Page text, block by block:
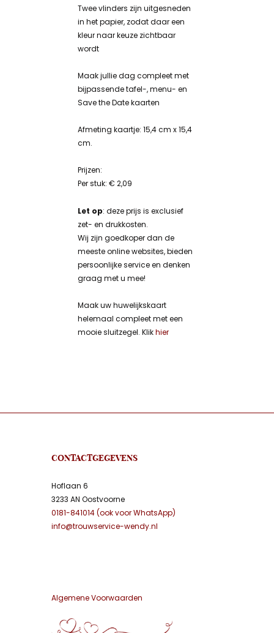
Twee vlinders zijn uitgesneden
in het papier, zodat daar een
kleur naar keuze zichtbaar
wordt
Maak jullie dag compleet met
bijpassende tafel-, menu- en
Save the Date kaarten
Afmeting kaartje: 15,4 cm x 15,4
cm.
Prijzen:
Per stuk: € 2,09
Let op: deze prijs is exclusief
zet- en drukkosten.
Wij zijn goedkoper dan de
meeste online websites, bieden
persoonlijke service en denken
graag met u mee!
Maak uw huwelijkskaart
helemaal compleet met een
mooie sluitzegel. Klikhier
CONTACTGEGEVENS
Hoflaan 6
3233 AN Oostvoorne
0181-841014 (ook voor WhatsApp)
info@trouwservice-wendy.nl
Algemene Voorwaarden